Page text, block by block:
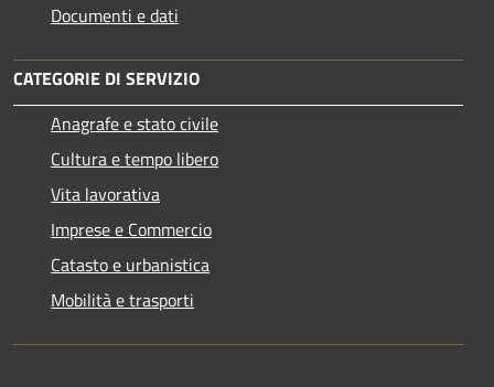
Documenti e dati
CATEGORIE DI SERVIZIO
Anagrafe e stato civile
Cultura e tempo libero
Vita lavorativa
Imprese e Commercio
Catasto e urbanistica
Mobilità e trasporti